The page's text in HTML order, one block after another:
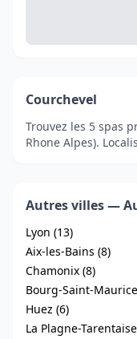
Courchevel
Trouvez les 5 spas
Rhone Alpes).
Autres villes —
Lyon (13)
Aix-les-Bains (8)
Chamonix (8)
Bourg-Saint-
Huez (6)
La Plagne-